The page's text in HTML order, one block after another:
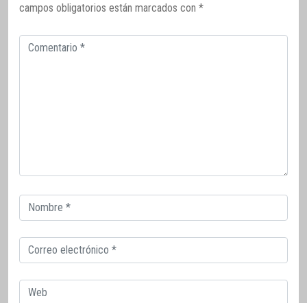
campos obligatorios están marcados con *
Comentario
Correo
electrónico
Correo
electrónico
Web